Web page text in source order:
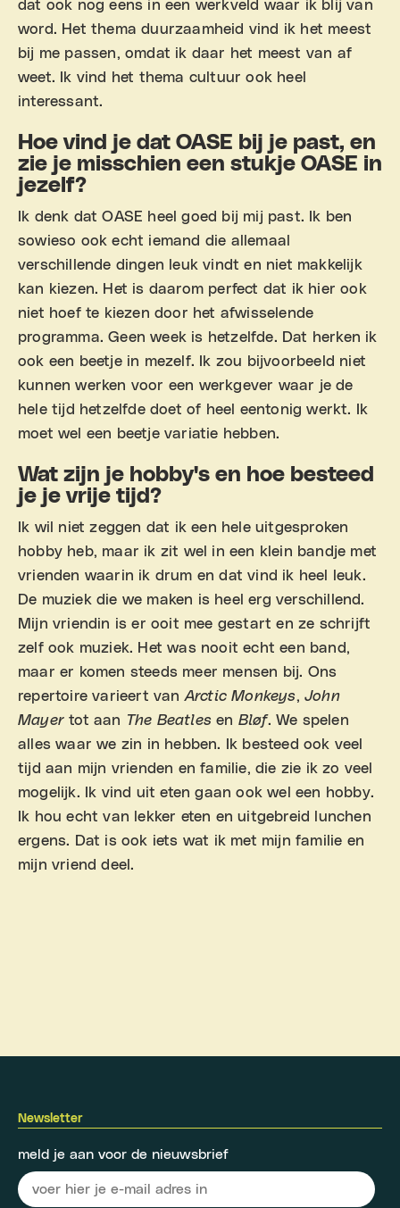
dat ook nog eens in een werkveld waar ik blij van
word. Het thema duurzaamheid vind ik het meest
bij me passen, omdat ik daar het meest van af
weet. Ik vind het thema cultuur ook heel
interessant.
Hoe vind je dat OASE bij je past, en
zie je misschien een stukje OASE in
jezelf?
Ik denk dat OASE heel goed bij mij past. Ik ben
sowieso ook echt iemand die allemaal
verschillende dingen leuk vindt en niet makkelijk
kan kiezen. Het is daarom perfect dat ik hier ook
niet hoef te kiezen door het afwisselende
programma. Geen week is hetzelfde. Dat herken ik
ook een beetje in mezelf. Ik zou bijvoorbeeld niet
kunnen werken voor een werkgever waar je de
hele tijd hetzelfde doet of heel eentonig werkt. Ik
moet wel een beetje variatie hebben.
Wat zijn je hobby's en hoe besteed
je je vrije tijd?
Ik wil niet zeggen dat ik een hele uitgesproken
hobby heb, maar ik zit wel in een klein bandje met
vrienden waarin ik drum en dat vind ik heel leuk.
De muziek die we maken is heel erg verschillend.
Mijn vriendin is er ooit mee gestart en ze schrijft
zelf ook muziek. Het was nooit echt een band,
maar er komen steeds meer mensen bij. Ons
repertoire varieert vanArctic Monkeys,John
Mayer tot aan The Beatles en Bløf. We spelen
alles waar we zin in hebben. Ik besteed ook veel
tijd aan mijn vrienden en familie, die zie ik zo veel
mogelijk. Ik vind uit eten gaan ook wel een hobby.
Ik hou echt van lekker eten en uitgebreid lunchen
ergens. Dat is ook iets wat ik met mijn familie en
mijn vriend deel.
Newsletter
meld je aan voor de nieuwsbrief